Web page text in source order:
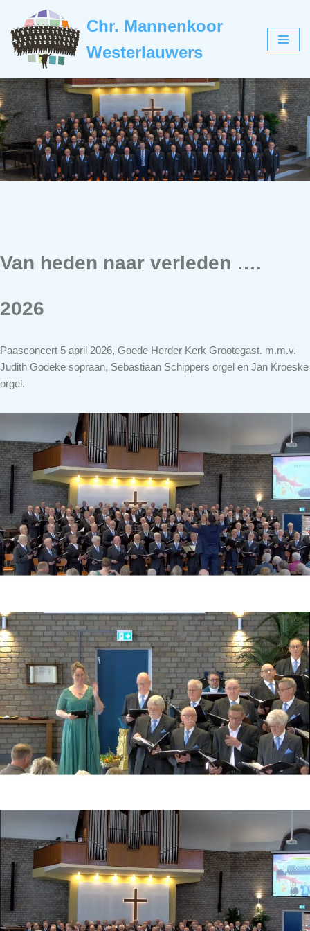
Ga
naar
inhoud
Chr. Mannenkoor
Westerlauwers
Van heden naar verleden ….
2026
Paasconcert 5 april 2026, Goede Herder Kerk Grootegast. m.m.v.
Judith Godeke sopraan, Sebastiaan Schippers orgel en Jan Kroeske
orgel.